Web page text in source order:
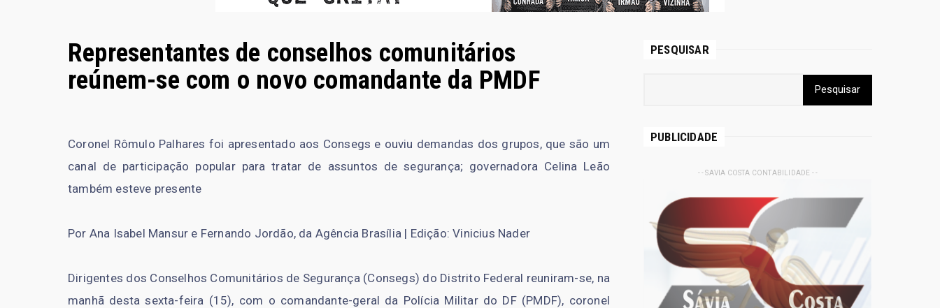
Representantes de conselhos comunitários
reúnem-se com o novo comandante da PMDF
Coronel Rômulo Palhares foi apresentado aos Consegs e ouviu demandas dos grupos, que são um
canal de participação popular para tratar de assuntos de segurança; governadora Celina Leão
também esteve presente
Por Ana Isabel Mansur e Fernando Jordão, da Agência Brasília | Edição: Vinicius Nader
Dirigentes dos Conselhos Comunitários de Segurança (Consegs) do Distrito Federal reuniram-se, na
manhã desta sexta-feira (15), com o comandante-geral da Polícia Militar do DF (PMDF), coronel
PESQUISAR
PUBLICIDADE
- - SAVIA COSTA CONTABILIDADE - -